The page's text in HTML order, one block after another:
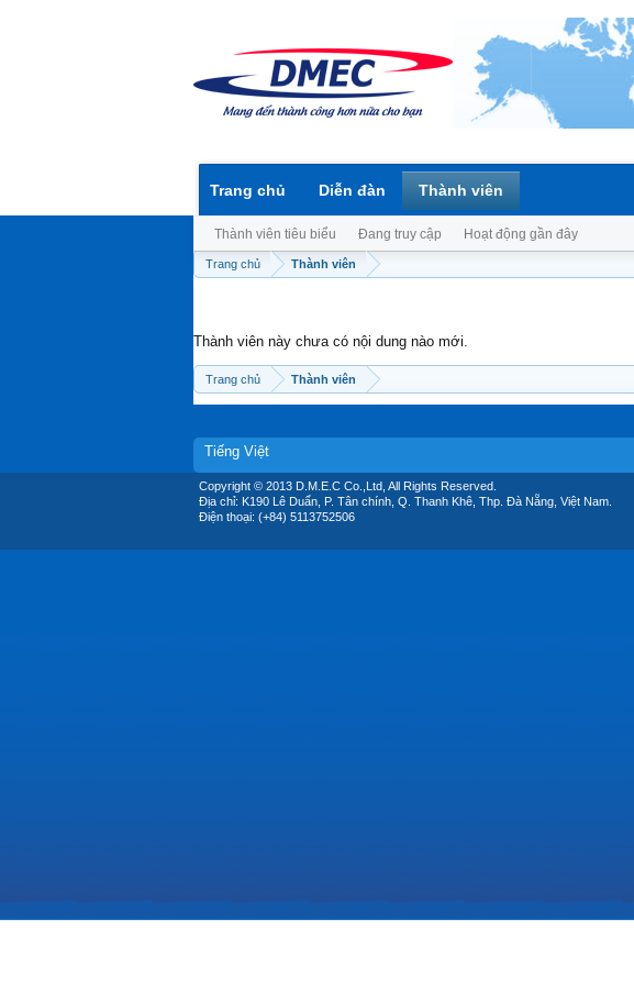
Trang chủ Thành viên
Thành viên này chưa có nội dung nào mới.
Trang chủ Thành viên
Trang chủ Diễn đàn Thành viên
Thành viên tiêu biểu Đang truy cập Hoạt động gần đây
Tiếng Việt
Copyright © 2013 D.M.E.C Co.,Ltd, All Rights Reserved.
Địa chỉ: K190 Lê Duẩn, P. Tân chính, Q. Thanh Khê, Thp. Đà Nẵng, Việt Nam.
Điện thoại: (+84) 5113752506